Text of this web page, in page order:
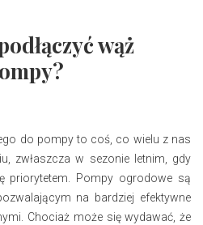
wąż
do pompy to coś, co wielu z nas
zwłaszcza w sezonie letnim, gdy
priorytetem. Pompy ogrodowe są
na bardziej efektywne
Chociaż może się wydawać, że